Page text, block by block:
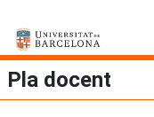
Pla docent